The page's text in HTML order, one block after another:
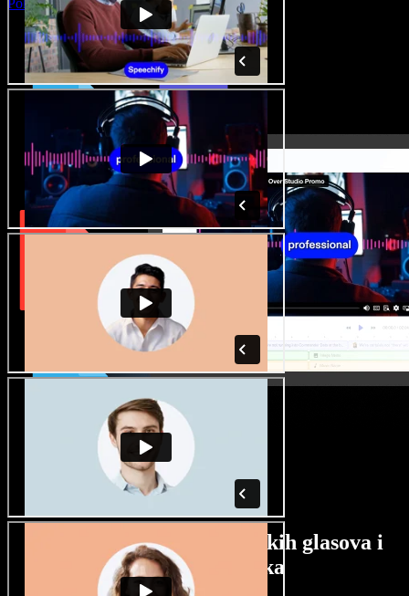
Veliki izbor muških i ženskih glasova i
raznih naglasaka